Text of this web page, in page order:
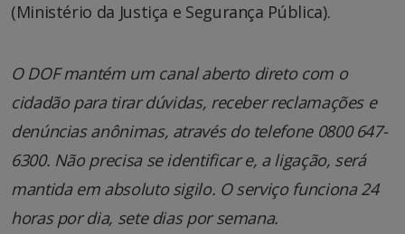
(Ministério da Justiça e Segurança Pública).
O DOF mantém um canal aberto direto com o
cidadão para tirar dúvidas, receber reclamações e
denúncias anônimas, através do telefone 0800 647-
6300. Não precisa se identificar e, a ligação, será
mantida em absoluto sigilo. O serviço funciona 24
horas por dia, sete dias por semana.